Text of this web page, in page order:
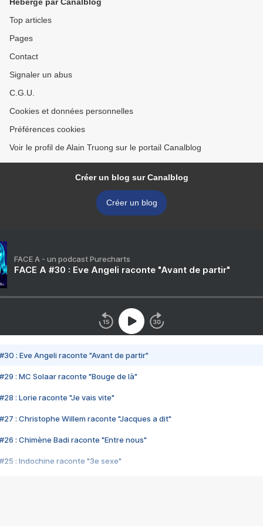
Top articles
Pages
Contact
Signaler un abus
C.G.U.
Cookies et données personnelles
Préférences cookies
Voir le profil de Alain Truong sur le portail Canalblog
Créer un blog sur Canalblog
Créer un blog
FACE A - un podcast Purecharts
FACE A #30 : Eve Angeli raconte "Avant de partir"
#30 : Eve Angeli raconte "Avant de partir"
#29 : MC Solaar raconte "Bouge de là"
#28 : Lorie raconte "Je vais vite"
#27 : Christophe Willem raconte "Jacques a dit"
#26 : Chimène Badi raconte "Entre nous"
#25 : Indochine raconte "3e sexe"